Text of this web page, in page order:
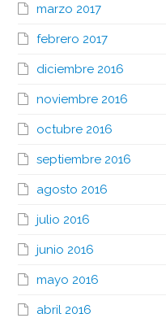
marzo 2017
febrero 2017
diciembre 2016
noviembre 2016
octubre 2016
septiembre 2016
agosto 2016
julio 2016
junio 2016
mayo 2016
abril 2016